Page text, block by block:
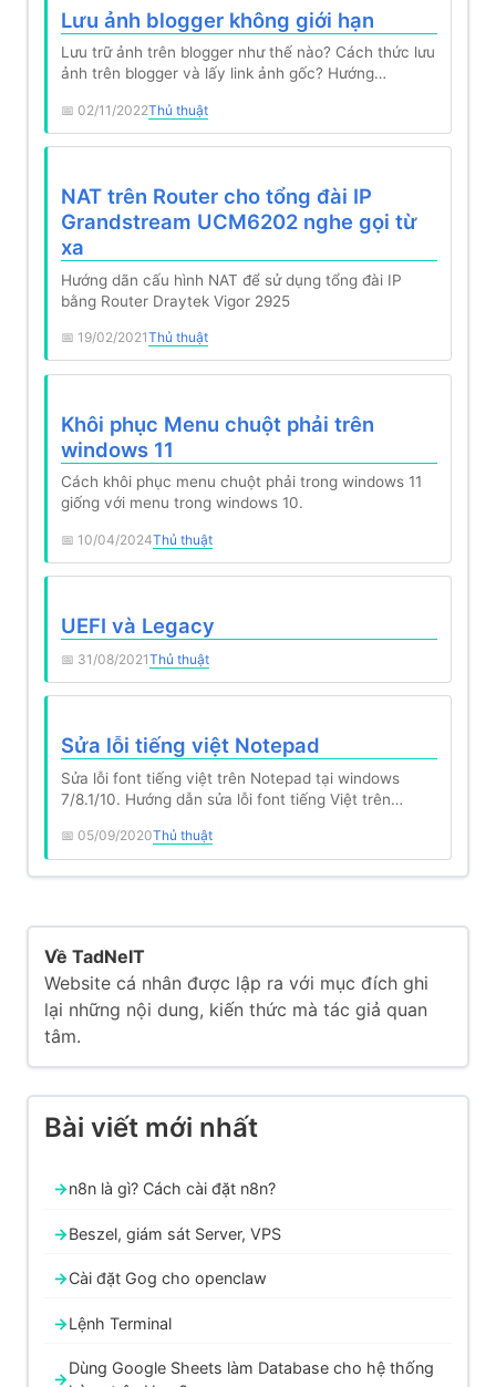
Lưu ảnh blogger không giới hạn
Lưu trữ ảnh trên blogger như thế nào? Cách thức lưu
ảnh trên blogger và lấy link ảnh gốc? Hướng…
02/11/2022Thủ thuật
NAT trên Router cho tổng đài IP
Grandstream UCM6202 nghe gọi từ
xa
Hướng dãn cấu hình NAT để sử dụng tổng đài IP
bằng Router Draytek Vigor 2925
19/02/2021Thủ thuật
Khôi phục Menu chuột phải trên
windows 11
Cách khôi phục menu chuột phải trong windows 11
giống với menu trong windows 10.
10/04/2024Thủ thuật
UEFI và Legacy
31/08/2021Thủ thuật
Sửa lỗi tiếng việt Notepad
Sửa lỗi font tiếng việt trên Notepad tại windows
7/8.1/10. Hướng dẫn sửa lỗi font tiếng Việt trên
05/09/2020Thủ thuật
Về TadNeIT
Website cá nhân được lập ra với mục đích ghi
lại những nội dung, kiến thức mà tác giả quan
tâm.
Bài viết mới nhất
n8n là gì? Cách cài đặt n8n?
Beszel, giám sát Server, VPS
Cài đặt Gog cho openclaw
Lệnh Terminal
Dùng Google Sheets làm Database cho hệ thống